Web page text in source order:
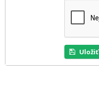
Uložiť